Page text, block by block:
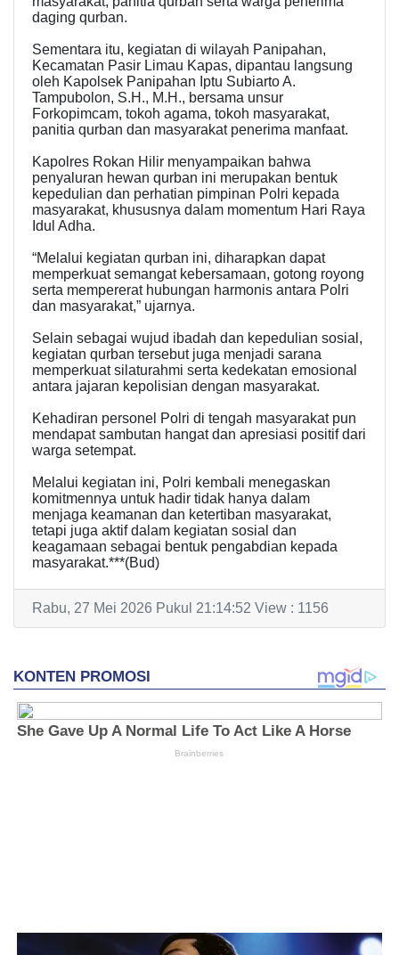
daging qurban.
Sementara itu, kegiatan di wilayah Panipahan,
Kecamatan Pasir Limau Kapas, dipantau langsung
oleh Kapolsek Panipahan Iptu Subiarto A.
Tampubolon, S.H., M.H., bersama unsur
Forkopimcam, tokoh agama, tokoh masyarakat,
panitia qurban dan masyarakat penerima manfaat.
Kapolres Rokan Hilir menyampaikan bahwa
penyaluran hewan qurban ini merupakan bentuk
kepedulian dan perhatian pimpinan Polri kepada
masyarakat, khususnya dalam momentum Hari Raya
Idul Adha.
“Melalui kegiatan qurban ini, diharapkan dapat
memperkuat semangat kebersamaan, gotong royong
serta mempererat hubungan harmonis antara Polri
dan masyarakat,” ujarnya.
Selain sebagai wujud ibadah dan kepedulian sosial,
kegiatan qurban tersebut juga menjadi sarana
memperkuat silaturahmi serta kedekatan emosional
antara jajaran kepolisian dengan masyarakat.
Kehadiran personel Polri di tengah masyarakat pun
mendapat sambutan hangat dan apresiasi positif dari
warga setempat.
Melalui kegiatan ini, Polri kembali menegaskan
komitmennya untuk hadir tidak hanya dalam
menjaga keamanan dan ketertiban masyarakat,
tetapi juga aktif dalam kegiatan sosial dan
keagamaan sebagai bentuk pengabdian kepada
masyarakat.***(Bud)
Rabu, 27 Mei 2026 Pukul 21:14:52 View : 1156